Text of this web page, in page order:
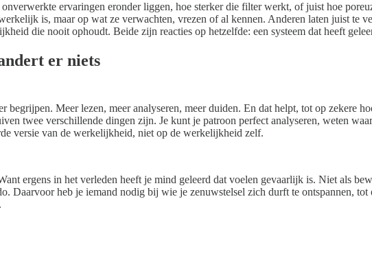
ervaringen eronder liggen, hoe sterker die filter werkt, of juist hoe
is, maar op wat ze verwachten, vrezen of al kennen. Anderen laten juist te
die nooit ophoudt. Beide zijn reacties op hetzelfde: een systeem dat heeft
er niets
begrijpen. Meer lezen, meer analyseren, meer duiden. En dat helpt, tot op zekere
twee verschillende dingen zijn. Je kunt je patroon perfect analyseren, weten
versie van de werkelijkheid, niet op de werkelijkheid zelf.
ergens in het verleden heeft je mind geleerd dat voelen gevaarlijk is. Niet als
Daarvoor heb je iemand nodig bij wie je zenuwstelsel zich durft te ontspannen,